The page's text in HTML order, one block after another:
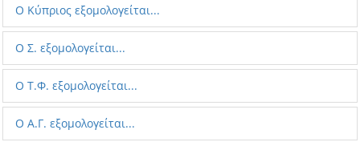
Ο Κύπριος εξομολογείται...
Ο Σ. εξομολογείται...
Ο Τ.Φ. εξομολογείται...
O Α.Γ. εξομολογείται...